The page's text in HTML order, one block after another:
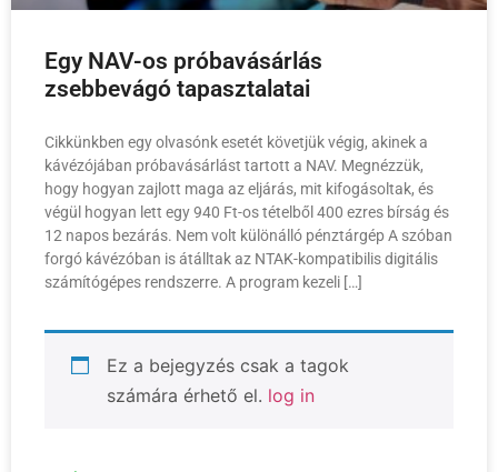
Egy NAV-os próbavásárlás
zsebbevágó tapasztalatai
Cikkünkben egy olvasónk esetét követjük végig, akinek a
kávézójában próbavásárlást tartott a NAV. Megnézzük,
hogy hogyan zajlott maga az eljárás, mit kifogásoltak, és
végül hogyan lett egy 940 Ft-os tételből 400 ezres bírság és
12 napos bezárás. Nem volt különálló pénztárgép A szóban
forgó kávézóban is átálltak az NTAK-kompatibilis digitális
számítógépes rendszerre. A program kezeli […]
Ez a bejegyzés csak a tagok
számára érhető el. log in